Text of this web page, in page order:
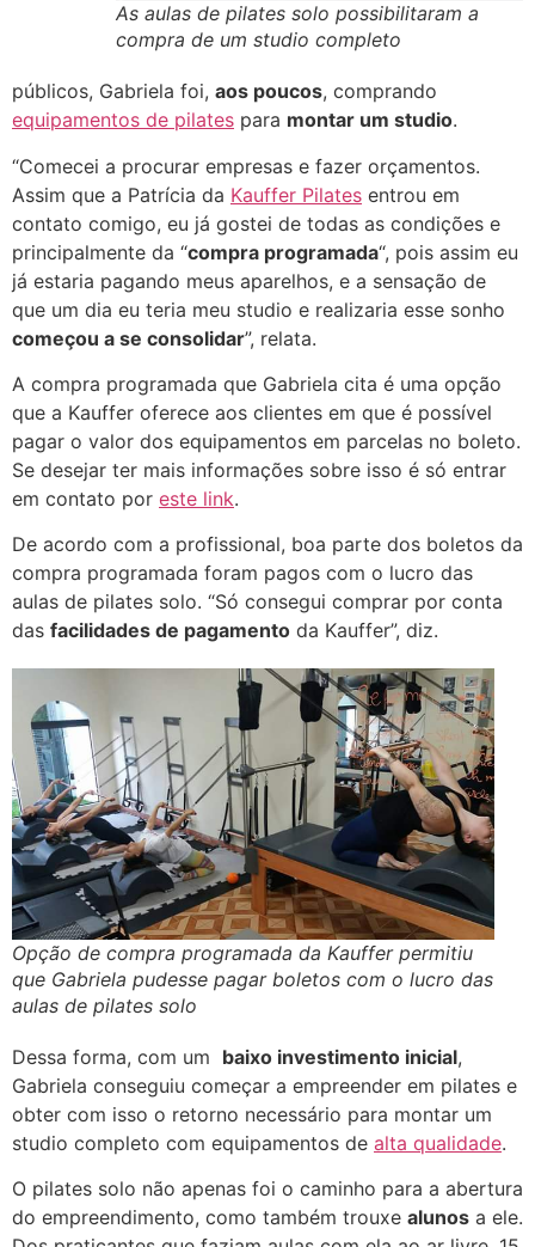
As aulas de pilates solo possibilitaram a
compra de um studio completo
públicos, Gabriela foi, aos poucos, comprando
equipamentos de pilates para montar um studio.
“Comecei a procurar empresas e fazer orçamentos.
Assim que a Patrícia da Kauffer Pilates entrou em
contato comigo, eu já gostei de todas as condições e
principalmente da “compra programada“, pois assim eu
já estaria pagando meus aparelhos, e a sensação de
que um dia eu teria meu studio e realizaria esse sonho
começou a se consolidar”, relata.
A compra programada que Gabriela cita é uma opção
que a Kauffer oferece aos clientes em que é possível
pagar o valor dos equipamentos em parcelas no boleto.
Se desejar ter mais informações sobre isso é só entrar
em contato por este link.
De acordo com a profissional, boa parte dos boletos da
compra programada foram pagos com o lucro das
aulas de pilates solo. “Só consegui comprar por conta
das facilidades de pagamento da Kauffer”, diz.
Opção de compra programada da Kauffer permitiu
que Gabriela pudesse pagar boletos com o lucro das
aulas de pilates solo
Dessa forma, com um baixo investimento inicial,
Gabriela conseguiu começar a empreender em pilates e
obter com isso o retorno necessário para montar um
studio completo com equipamentos de alta qualidade.
O pilates solo não apenas foi o caminho para a abertura
do empreendimento, como também trouxe alunos a ele.